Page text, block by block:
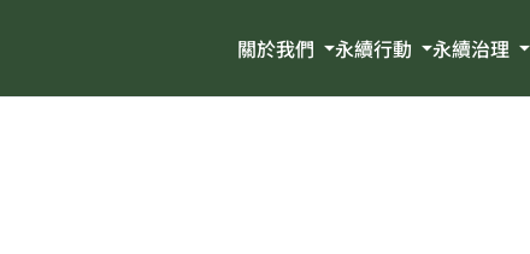
關於我們 永續行動 永續治理